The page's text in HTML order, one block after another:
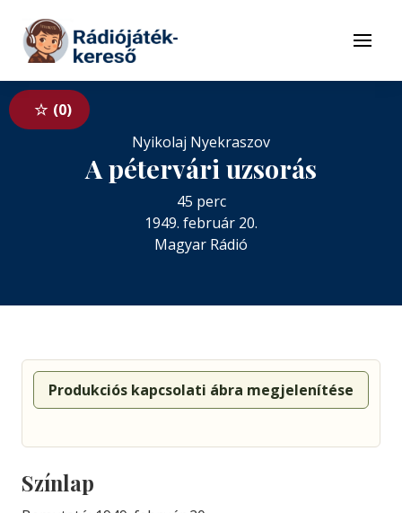
Tovább a tartalomhoz
Menü
0
Nyikolaj Nyekraszov
A pétervári uzsorás
45 perc
1949. február 20.
Magyar Rádió
Produkciós kapcsolati ábra megjelenítése
Színlap